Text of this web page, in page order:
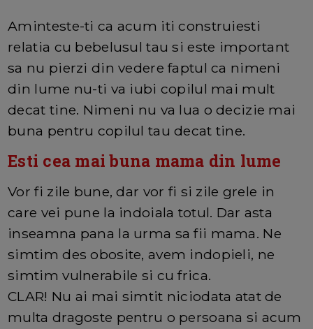
Aminteste-ti ca acum iti construiesti
relatia cu bebelusul tau si este important
sa nu pierzi din vedere faptul ca nimeni
din lume nu-ti va iubi copilul mai mult
decat tine. Nimeni nu va lua o decizie mai
buna pentru copilul tau decat tine.
Esti cea mai buna mama din lume
Vor fi zile bune, dar vor fi si zile grele in
care vei pune la indoiala totul. Dar asta
inseamna pana la urma sa fii mama. Ne
simtim des obosite, avem indopieli, ne
simtim vulnerabile si cu frica.
CLAR! Nu ai mai simtit niciodata atat de
multa dragoste pentru o persoana si acum